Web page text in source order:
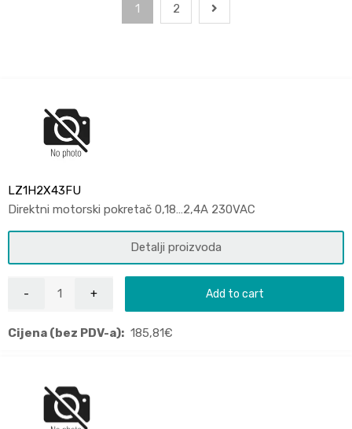
1 2
LZ1H2X43FU
Direktni motorski pokretač 0,18…2,4A 230VAC
Detalji proizvoda
Add to cart
Cijena (bez PDV-a): 185,81€